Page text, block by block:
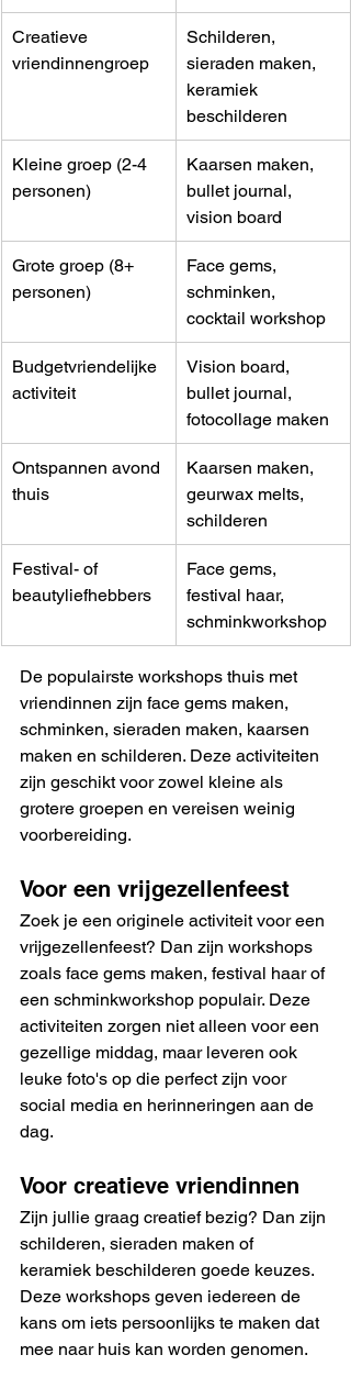
Creatieve
vriendinnengroep
Schilderen,
sieraden maken,
keramiek
beschilderen
Kleine groep (2-4
personen)
Kaarsen maken,
bullet journal,
vision board
Grote groep (8+
personen)
Face gems,
schminken,
cocktail workshop
Budgetvriendelijke
activiteit
Vision board,
bullet journal,
fotocollage maken
Ontspannen avond
thuis
Kaarsen maken,
geurwax melts,
schilderen
Festival- of
beautyliefhebbers
Face gems,
festival haar,
schminkworkshop
De populairste workshops thuis met
vriendinnen zijn face gems maken,
schminken, sieraden maken, kaarsen
maken en schilderen. Deze activiteiten
zijn geschikt voor zowel kleine als
grotere groepen en vereisen weinig
voorbereiding.
Voor een vrijgezellenfeest
Zoek je een originele activiteit voor een
vrijgezellenfeest? Dan zijn workshops
zoals face gems maken, festival haar of
een schminkworkshop populair. Deze
activiteiten zorgen niet alleen voor een
gezellige middag, maar leveren ook
leuke foto's op die perfect zijn voor
social media en herinneringen aan de
dag.
Voor creatieve vriendinnen
Zijn jullie graag creatief bezig? Dan zijn
schilderen, sieraden maken of
keramiek beschilderen goede keuzes.
Deze workshops geven iedereen de
kans om iets persoonlijks te maken dat
mee naar huis kan worden genomen.